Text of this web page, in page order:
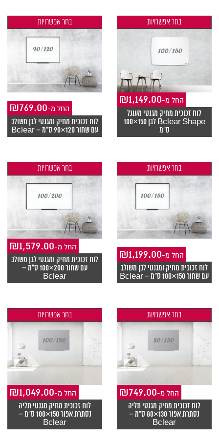
בחר אפשרויות
₪1,149.00 -החל מ
לוח זכוכית מחיק מגנטי מעוגל
Bclear Shape לבן 150×100
ס"מ
בחר אפשרויות
₪769.00 -החל מ
לוח זכוכית מחיק ומגנטי לבן משולב
עם שחור 120×90 ס"מ – Bclear
בחר אפשרויות
₪1,199.00 -החל מ
לוח זכוכית מחיק ומגנטי לבן משולב
עם שחור 150×100 ס"מ – Bclear
בחר אפשרויות
₪1,579.00 -החל מ
לוח זכוכית מחיק ומגנטי לבן משולב
עם שחור 200×100 ס"מ –
Bclear
בחר אפשרויות
₪749.00 -החל מ
לוח זכוכית מחיק מגנטי תליה
נסתרת אפור 130×80 ס"מ –
Bclear
בחר אפשרויות
₪1,049.00 -החל מ
לוח זכוכית מחיק מגנטי תליה
נסתרת אפור 150×100 ס"מ –
Bclear